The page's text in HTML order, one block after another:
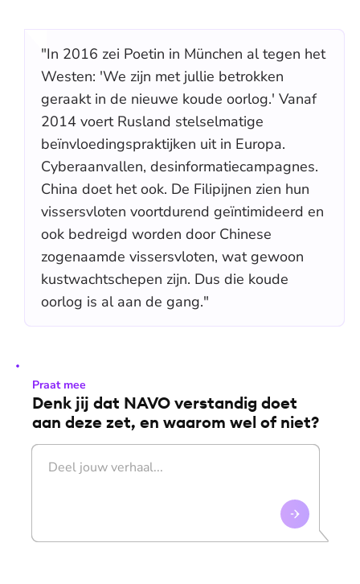
"In 2016 zei Poetin in München al tegen het
Westen: 'We zijn met jullie betrokken
geraakt in de nieuwe koude oorlog.' Vanaf
2014 voert Rusland stelselmatige
beïnvloedingspraktijken uit in Europa.
Cyberaanvallen, desinformatiecampagnes.
China doet het ook. De Filipijnen zien hun
vissersvloten voortdurend geïntimideerd en
ook bedreigd worden door Chinese
zogenaamde vissersvloten, wat gewoon
kustwachtschepen zijn. Dus die koude
oorlog is al aan de gang."
Praat mee
Denk jij dat NAVO verstandig doet
aan deze zet, en waarom wel of niet?